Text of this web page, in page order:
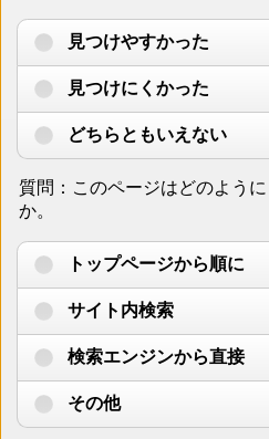
見つけやすかった
見つけにくかった
どちらともいえない
質問：このページはどのよう
か。
トップページから順に
サイト内検索
検索エンジンから直接
その他